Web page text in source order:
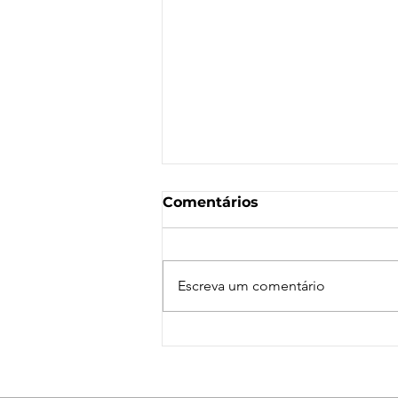
Comentários
Escreva um comentário